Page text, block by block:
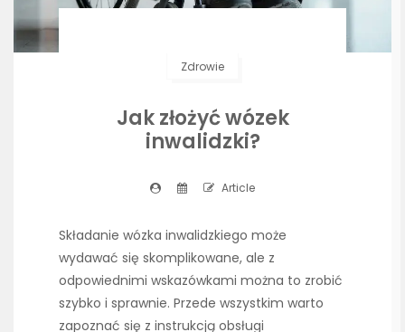
Zdrowie
Jak złożyć wózek
inwalidzki?
Article
Składanie wózka inwalidzkiego może
wydawać się skomplikowane, ale z
odpowiednimi wskazówkami można to zrobić
szybko i sprawnie. Przede wszystkim warto
zapoznać się z instrukcją obsługi